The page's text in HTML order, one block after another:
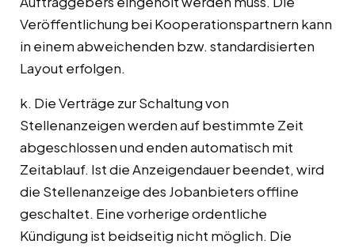
Veröffentlichung bei Kooperationspartnern kann
in einem abweichenden bzw. standardisierten
Layout erfolgen.
k. Die Verträge zur Schaltung von
Stellenanzeigen werden auf bestimmte Zeit
abgeschlossen und enden automatisch mit
Zeitablauf. Ist die Anzeigendauer beendet, wird
die Stellenanzeige des Jobanbieters offline
geschaltet. Eine vorherige ordentliche
Kündigung ist beidseitig nicht möglich. Die